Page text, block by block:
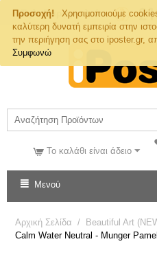
Προσοχή!
Χρησιμοποιούμε
καλύτερη δυνατή εμπειρία στην
την περιήγηση σας στο iposter.gr,
Συμφωνώ
Τηλ. Παραγγελιών
Το καλάθι είναι άδειο
Μενού
Αρχική Σελίδα / Beautiful Art
Calm Water Neutral - Munger